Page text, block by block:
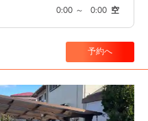
0:00 ～ 0:00 空
予約へ